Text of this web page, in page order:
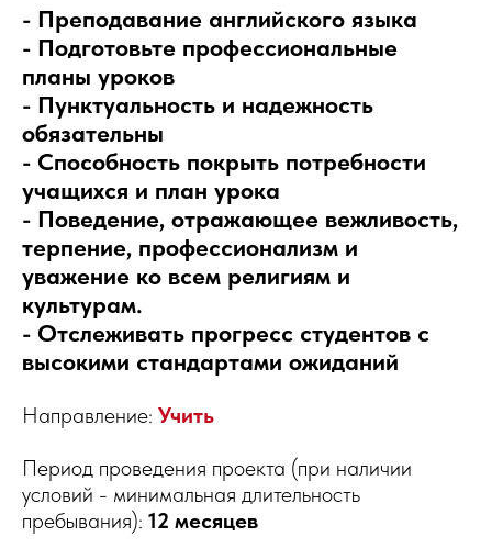
- Преподавание английского языка
- Подготовьте профессиональные
планы уроков
- Пунктуальность и надежность
обязательны
- Способность покрыть потребности
учащихся и план урока
- Поведение, отражающее вежливость,
терпение, профессионализм и
уважение ко всем религиям и
культурам.
- Отслеживать прогресс студентов с
высокими стандартами ожиданий
Направление: Учить
Период проведения проекта (при наличии
условий - минимальная длительность
пребывания): 12 месяцев